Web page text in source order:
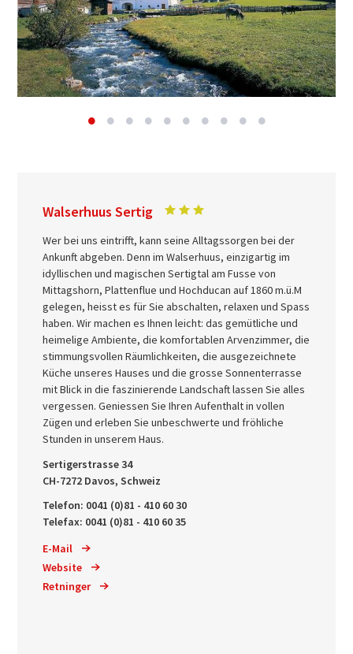
Walserhuus Sertig
Wer bei uns eintrifft, kann seine Alltagssorgen bei der
Ankunft abgeben. Denn im Walserhuus, einzigartig im
idyllischen und magischen Sertigtal am Fusse von
Mittagshorn, Plattenflue und Hochducan auf 1860 m.ü.M
gelegen, heisst es für Sie abschalten, relaxen und Spass
haben. Wir machen es Ihnen leicht: das gemütliche und
heimelige Ambiente, die komfortablen Arvenzimmer, die
stimmungsvollen Räumlichkeiten, die ausgezeichnete
Küche unseres Hauses und die grosse Sonnenterrasse
mit Blick in die faszinierende Landschaft lassen Sie alles
vergessen. Geniessen Sie Ihren Aufenthalt in vollen
Zügen und erleben Sie unbeschwerte und fröhliche
Stunden in unserem Haus.
Sertigerstrasse 34
CH-7272 Davos, Schweiz
Telefon: 0041 (0)81 - 410 60 30
Telefax: 0041 (0)81 - 410 60 35
E-Mail
Website
Retninger